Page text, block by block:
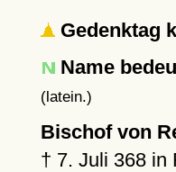
Gedenktag
Name
(latein.)
Bischof von
† 7. Juli 368in